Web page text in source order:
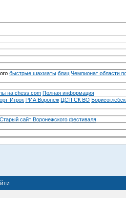
быстрые шахматы блиц Чемпионат области
на chess.com Полная информация
Игрок РИА Воронеж ЦСП СК ВО
Старый сайт Воронежского фестиваля